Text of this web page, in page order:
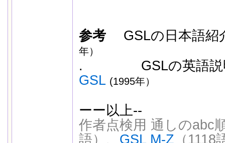
参考GSLの日本語紹
年）
. GSLの英語
GSL (1995年）
ーー以上--
作者点検用 通しのabc
語）、 GSL M-Z （1118